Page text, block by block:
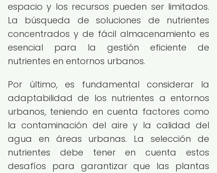
espacio y los recursos pueden ser limitados.
La búsqueda de soluciones de nutrientes
concentrados y de fácil almacenamiento es
esencial para la gestión eficiente de
nutrientes en entornos urbanos.
Por último, es fundamental considerar la
adaptabilidad de los nutrientes a entornos
urbanos, teniendo en cuenta factores como
la contaminación del aire y la calidad del
agua en áreas urbanas. La selección de
nutrientes debe tener en cuenta estos
desafíos para garantizar que las plantas